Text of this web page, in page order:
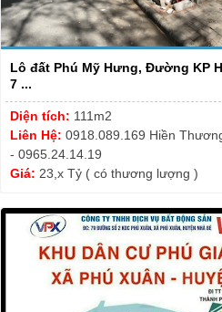
Lô đất Phú Mỹ Hưng, Đường KP
7 ...
Diện tích: 111m2
Liên Hệ: 0918.089.169 Hiền
- 0965.24.14.19
Giá: 23,x Tỷ ( có thương lượng )